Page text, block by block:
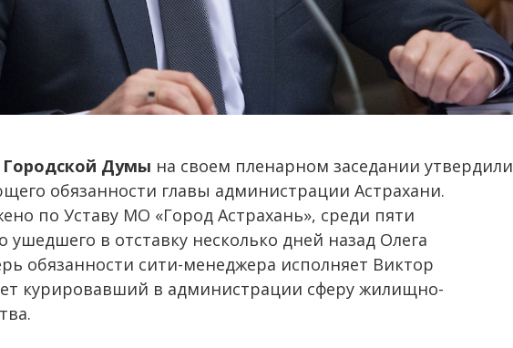
Думы на своем пленарном заседании утвердили
обязанности главы администрации Астрахани.
по Уставу МО «Город Астрахань», среди пяти
ушедшего в отставку несколько дней назад Олега
обязанности сити-менеджера исполняет Виктор
курировавший в администрации сферу жилищно-